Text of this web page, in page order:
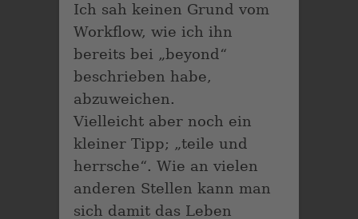
Ich sah keinen Grund vom
Workflow, wie ich ihn
bereits bei „beyond“
beschrieben habe,
abzuweichen.
Vielleicht aber noch ein
kleiner Tipp; „teile und
herrsche“. Wie an vielen
anderen Stellen kann man
sich damit das Leben